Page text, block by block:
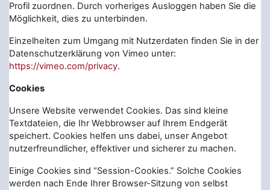
Profil zuordnen. Durch vorheriges Ausloggen haben Sie die
Möglichkeit, dies zu unterbinden.
Einzelheiten zum Umgang mit Nutzerdaten finden Sie in der
Datenschutzerklärung von Vimeo unter:
https://vimeo.com/privacy.
Cookies
Unsere Website verwendet Cookies. Das sind kleine
Textdateien, die Ihr Webbrowser auf Ihrem Endgerät
speichert. Cookies helfen uns dabei, unser Angebot
nutzerfreundlicher, effektiver und sicherer zu machen.
Einige Cookies sind “Session-Cookies.” Solche Cookies
werden nach Ende Ihrer Browser-Sitzung von selbst